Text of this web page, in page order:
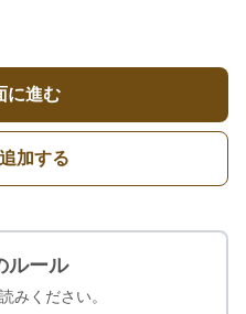
に進む
加する
ルール
みください。